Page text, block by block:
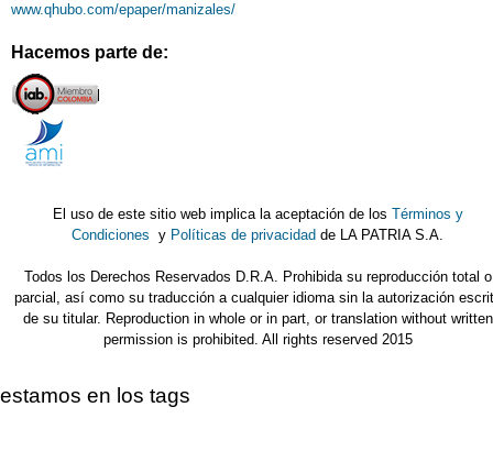
www.qhubo.com/epaper/manizales/
Hacemos parte de:
El uso de este sitio web implica la aceptación de los Términos y
Condiciones y Políticas de privacidad de LA PATRIA S.A.
Todos los Derechos Reservados D.R.A. Prohibida su reproducción total o
parcial, así como su traducción a cualquier idioma sin la autorización
de su titular. Reproduction in whole or in part, or translation without written
permission is prohibited. All rights reserved 2015
estamos en los tags